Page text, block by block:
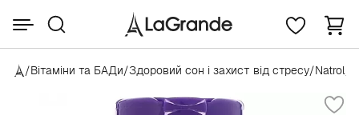
/Вітаміни та БАДи/Здоровий сон і захист від стресу/Natrol